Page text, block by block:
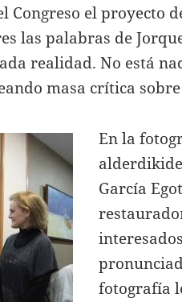
Congreso el proyecto
las palabras de
realidad. No está
masa crítica
En la
García
fotografía